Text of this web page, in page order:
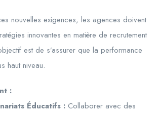
nouvelles exigences, les agences doivent
innovantes en matière de recrutement
est de s’assurer que la performance
haut niveau.
:
Éducatifs : Collaborer avec des